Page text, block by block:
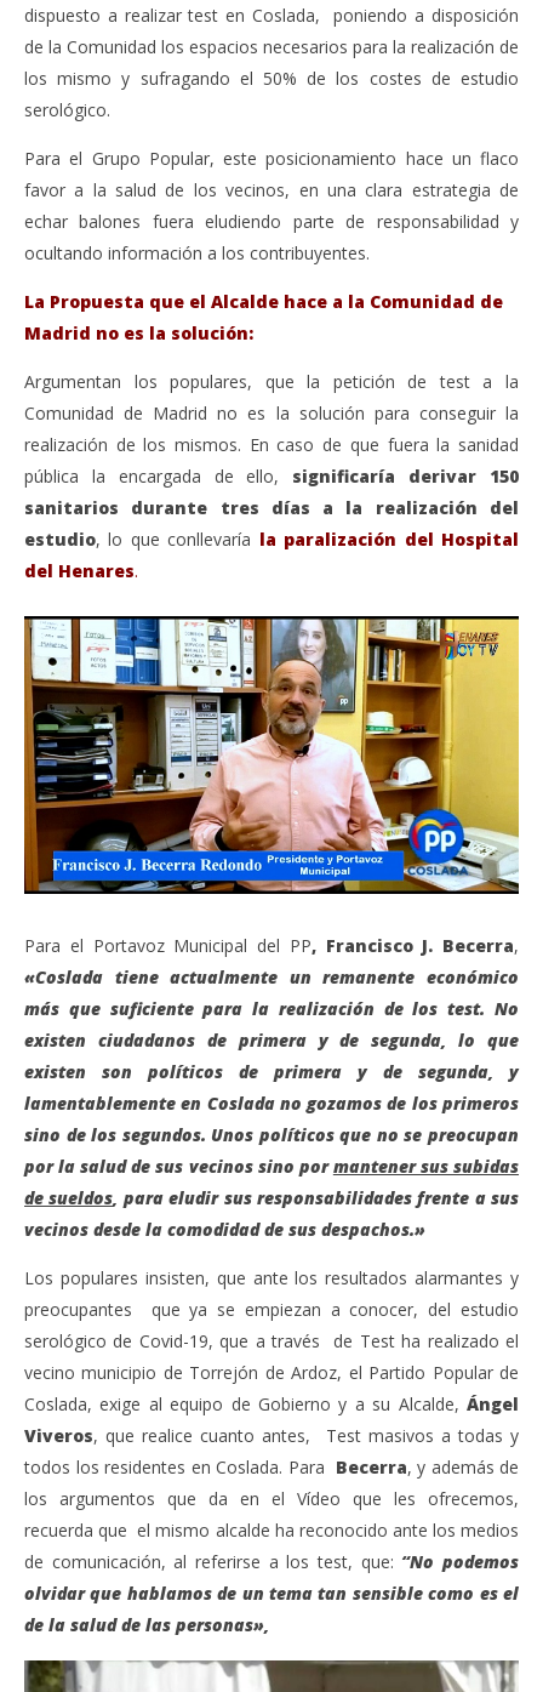
dispuesto a realizar test en Coslada, poniendo a disposición
de la Comunidad los espacios necesarios para la realización de
los mismo y sufragando el 50% de los costes de estudio
serológico.
Para el Grupo Popular, este posicionamiento hace un flaco
favor a la salud de los vecinos, en una clara estrategia de
echar balones fuera eludiendo parte de responsabilidad y
ocultando información a los contribuyentes.
La Propuesta que el Alcalde hace a la Comunidad de
Madrid no es la solución:
Argumentan los populares, que la petición de test a la
Comunidad de Madrid no es la solución para conseguir la
realización de los mismos. En caso de que fuera la sanidad
pública la encargada de ello, significaría derivar 150
sanitarios durante tres días a la realización del
estudio, lo que conllevaría la paralización del Hospital
del Henares.
Para el Portavoz Municipal del PP, Francisco J. Becerra,
«Coslada tiene actualmente un remanente económico
más que suficiente para la realización de los test. No
existen ciudadanos de primera y de segunda, lo que
existen son políticos de primera y de segunda, y
lamentablemente en Coslada no gozamos de los primeros
sino de los segundos. Unos políticos que no se preocupan
por la salud de sus vecinos sino pormantener sus subidas
de sueldos, para eludir sus responsabilidades frente a sus
vecinos desde la comodidad de sus despachos.»
Los populares insisten, que ante los resultados alarmantes y
preocupantes que ya se empiezan a conocer, del estudio
serológico de Covid-19, que a través de Test ha realizado el
vecino municipio de Torrejón de Ardoz, el Partido Popular de
Coslada, exige al equipo de Gobierno y a su Alcalde, Ángel
Viveros, que realice cuanto antes, Test masivos a todas y
todos los residentes en Coslada. Para Becerra, y además de
los argumentos que da en el Vídeo que les ofrecemos,
recuerda que el mismo alcalde ha reconocido ante los medios
de comunicación, al referirse a los test, que: “No podemos
olvidar que hablamos de un tema tan sensible como es el
de la salud de las personas»,